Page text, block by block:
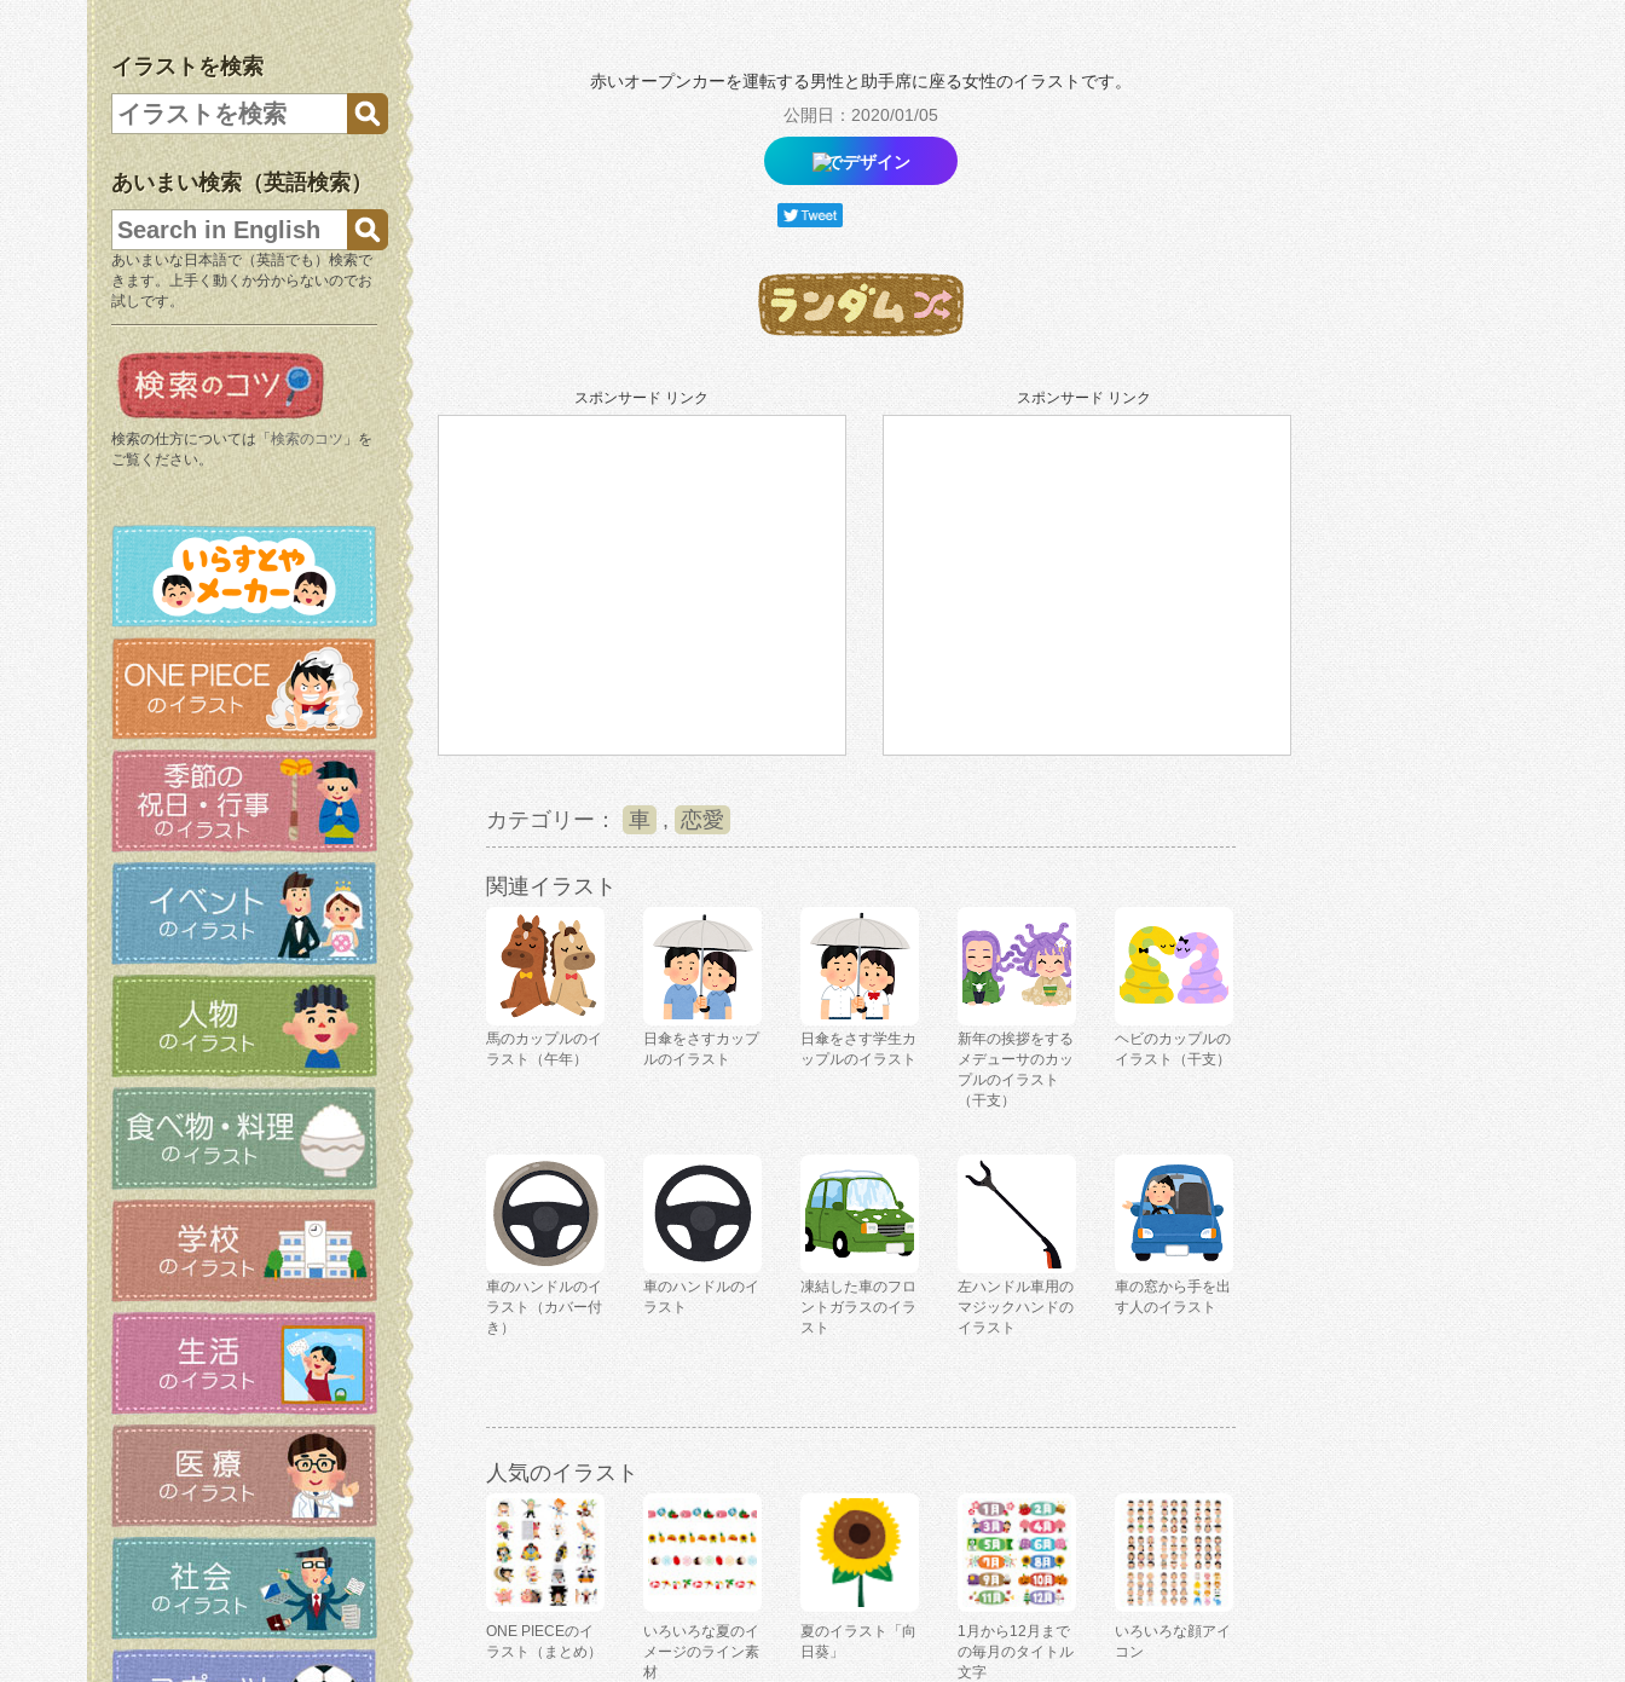
イラストを検索
あいまい検索（英語検索）
あいまいな日本語で（英語でも）検索で
きます。上手く動くか分からないのでお
試しです。
検索の仕方については「 検索のコツ 」を
ご覧ください。
赤いオープンカーを運転する男性と助手席に座る女性のイラストです。
公開日：2020/01/05
でデザイン
スポンサード リンク スポンサード リンク
カテゴリー： 車 , 恋愛
関連イラスト
馬のカップルのイ
ラスト（午年）
日傘をさすカップ
ルのイラスト
日傘をさす学生カ
ップルのイラスト
新年の挨拶をする
メデューサのカッ
プルのイラスト
（干支）
ヘビのカップルの
イラスト（干支）
車のハンドルのイ
ラスト（カバー付
き）
車のハンドルのイ
ラスト
凍結した車のフロ
ントガラスのイラ
スト
左ハンドル車用の
マジックハンドの
イラスト
車の窓から手を出
す人のイラスト
人気のイラスト
ONE PIECEのイ
ラスト（まとめ）
いろいろな夏のイ
メージのライン素
材
夏のイラスト「向
日葵」
1月から12月まで
の毎月のタイトル
文字
いろいろな顔アイ
コン